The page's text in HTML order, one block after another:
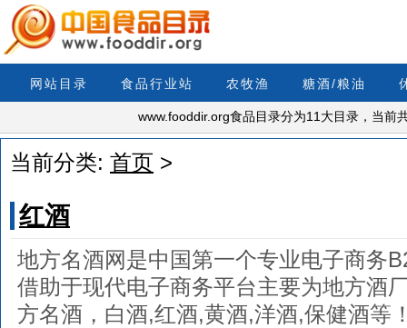
网站目录 食品行业站 农牧渔 糖酒/粮油
www.fooddir.org食品目录分为11大目录，当
当前分类: 首页 >
红酒
地方名酒网是中国第一个专业电子商务
借助于现代电子商务平台主要为地方酒
方名酒，白酒,红酒,黄酒,洋酒,保健酒等